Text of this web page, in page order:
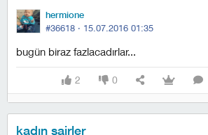
hermione
#36618 · 15.07.2016 01:35
bugün biraz fazlacadırlar...
2 0
kadın şairler